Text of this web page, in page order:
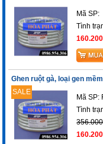
Mã SP:
Tình
Ghen ruột gà, loại gen
SALE
Mã SP:
Tình